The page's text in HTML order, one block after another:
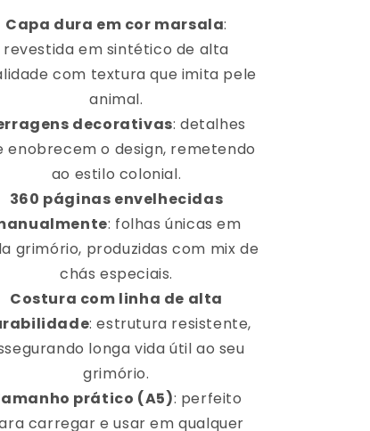
Capa dura em cor marsala:
revestida em sintético de alta
com textura que imita pele
animal.
decorativas: detalhes
enobrecem o design, remetendo
ao estilo colonial.
360 páginas envelhecidas
: folhas únicas em
grimório, produzidas com mix de
chás especiais.
Costura com linha de alta
: estrutura resistente,
longa vida útil ao seu
grimório.
prático (A5): perfeito
carregar e usar em qualquer